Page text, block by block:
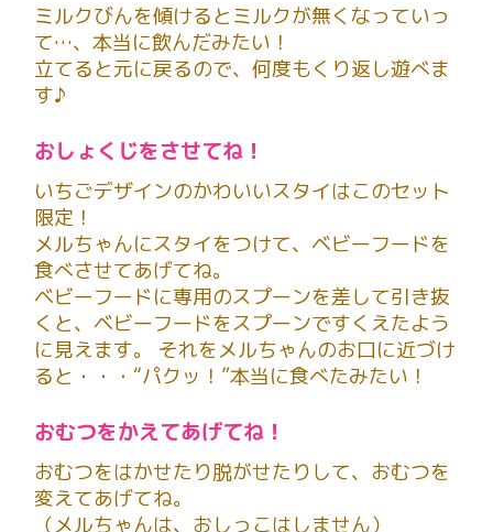
ミルクびんを傾けるとミルクが無くなっていっ
て…、本当に飲んだみたい！
立てると元に戻るので、何度もくり返し遊べま
す♪
おしょくじをさせてね！
いちごデザインのかわいいスタイはこのセット
限定！
メルちゃんにスタイをつけて、ベビーフードを
食べさせてあげてね。
ベビーフードに専用のスプーンを差して引き抜
くと、ベビーフードをスプーンですくえたよう
に見えます。 それをメルちゃんのお口に近づけ
ると・・・“パクッ！”本当に食べたみたい！
おむつをかえてあげてね！
おむつをはかせたり脱がせたりして、おむつを
変えてあげてね。
（メルちゃんは、おしっこはしません）